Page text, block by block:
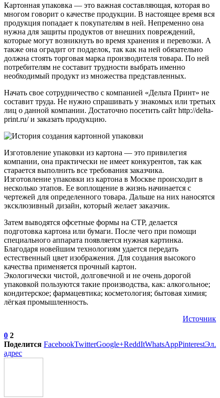
Картонная упаковка — это важная составляющая, которая во
многом говорит о качестве продукции. В настоящее время вся
продукция попадает к покупателям в ней. Непременно она
нужна для защиты продуктов от внешних повреждений,
которые могут возникнуть во время хранения и перевозки. А
также она оградит от подделок, так как на ней обязательно
должна стоять торговая марка производителя товара. По ней
потребителям не составит трудности выбрать именно
необходимый продукт из множества представленных.
Начать свое сотрудничество с компанией «Дельта Принт» не
составит труда. Не нужно спрашивать у знакомых или третьих
лиц о данной компании. Достаточно посетить сайт http://delta-
print.ru/ и заказать продукцию.
Изготовление упаковки из картона — это привилегия
компании, она практически не имеет конкурентов, так как
старается выполнить все требования заказчика.
Изготовление упаковки из картона в Москве происходит в
несколько этапов. Ее воплощение в жизнь начинается с
чертежей для определенного товара. Дальше на них наносятся
эксклюзивный дизайн, который желает заказчик.
Затем выводятся офсетные формы на CTP, делается
подготовка картона или бумаги. После чего при помощи
специального аппарата появляется нужная картинка.
Благодаря новейшим технологиям удается передать
естественный цвет изображения. Для создания высокого
качества применяется прочный картон.
Экологически чистой, долговечной и не очень дорогой
упаковкой пользуются такие производства, как: алкогольное;
кондитерское; фармацевтика; косметология; бытовая химия;
лёгкая промышленность.
Источник
0 2
Поделится FacebookTwitterGoogle+ReddItWhatsAppPinterestЭл.
адрес